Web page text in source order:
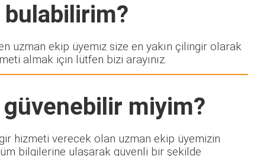
bulabilirim?
uzman ekip üyemiz size en yakın çilingir olarak
almak için lütfen bizi arayınız.
miyim?
hizmeti verecek olan uzman ekip üyemizin
bilgilerine ulaşarak güvenli bir şekilde